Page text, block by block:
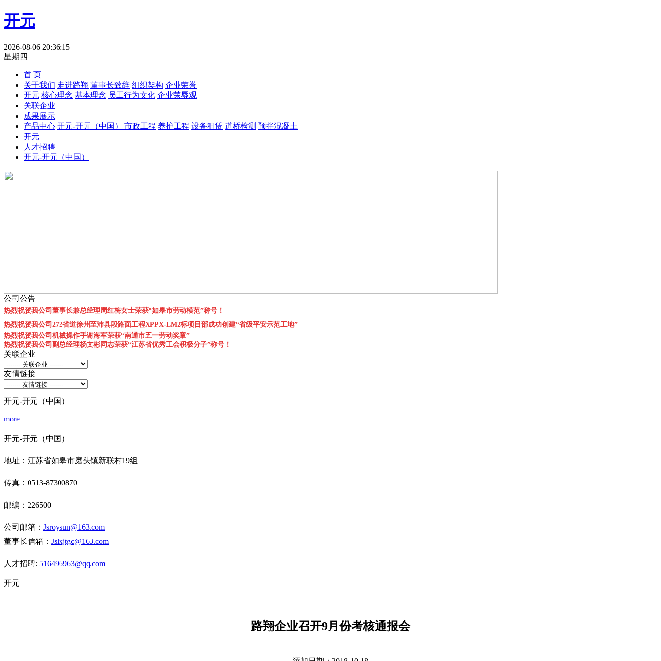
开元
2026-08-06 20:36:15
星期四
首 页
关于我们 走进路翔 董事长致辞 组织架构 企业荣誉
开元 核心理念 基本理念 员工行为文化 企业荣辱观
关联企业
成果展示
产品中心 开元-开元（中国） 市政工程 养护工程 设备租赁 道桥检测 预拌混凝土
开元
人才招聘
开元-开元（中国）
公司公告
热烈祝贺我公司董事长兼总经理周红梅女士荣获“如皋市劳动模范”称号！
热烈祝贺我公司272省道徐州至沛县段路面工程XPPX-LM2标项目部成功创建“省级平安示范工地”
热烈祝贺我公司机械操作手谢海军荣获“南通市五一劳动奖章”
热烈祝贺我公司副总经理杨文彬同志荣获“江苏省优秀工会积极分子”称号！
关联企业
友情链接
开元-开元（中国）
more
开元-开元（中国）
地址：江苏省如皋市磨头镇新联村19组
传真： 0513-87300870
邮编： 226500
公司邮箱： Jsroysun@163.com
董事长信箱： Jslxjtgc@163.com
人才招聘: 516496963@qq.com
开元
路翔企业召开9月份考核通报会